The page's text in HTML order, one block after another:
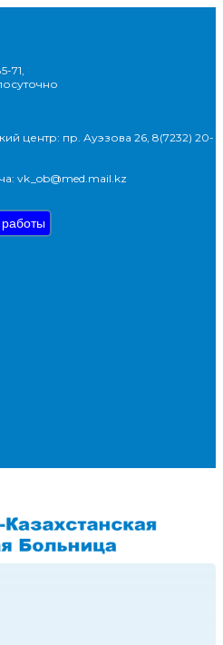
71,
центр: пр. Ауэзова 26, 8(7232) 20-
vk_ob@med.mail.kz